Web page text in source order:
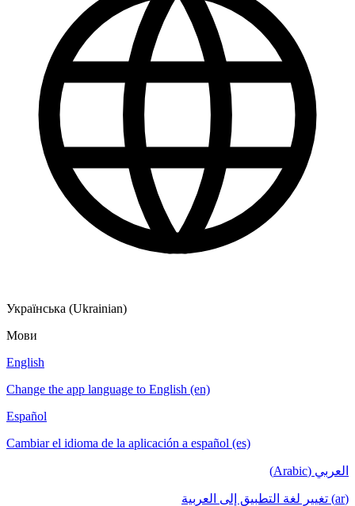
Українська (Ukrainian)
Мови
English
Change the app language to English (en)
Español
Cambiar el idioma de la aplicación a español (es)
العربي (Arabic)
(ar) تغيير لغة التطبيق إلى العربية